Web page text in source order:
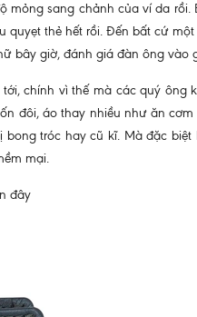
sang chảnh của ví da rồi.
thẻ hết rồi. Đến bất cứ
bây giờ, đánh giá đàn ông vào
chính vì thế mà các quý ông
đôi, áo thay nhiều như ăn
tróc hay cũ kĩ. Mà đặc
mại.
đây